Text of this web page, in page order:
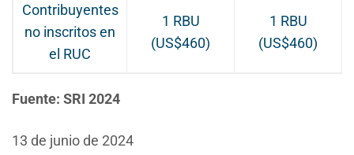
Contribuyentes
no inscritos en
el RUC
1 RBU
(US$460)
1 RBU
(US$460)
Fuente: SRI 2024
13 de junio de 2024